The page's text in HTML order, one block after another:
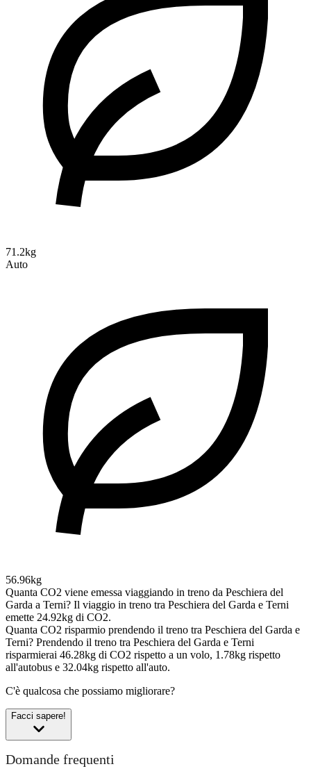
71.2kg
Auto
56.96kg
Quanta CO2 viene emessa viaggiando in treno da Peschiera del
Garda a Terni? Il viaggio in treno tra Peschiera del Garda e Terni
emette 24.92kg di CO2.
Quanta CO2 risparmio prendendo il treno tra Peschiera del Garda e
Terni? Prendendo il treno tra Peschiera del Garda e Terni
risparmierai 46.28kg di CO2 rispetto a un volo, 1.78kg rispetto
all'autobus e 32.04kg rispetto all'auto.
C'è qualcosa che possiamo migliorare?
Facci sapere!
Domande frequenti